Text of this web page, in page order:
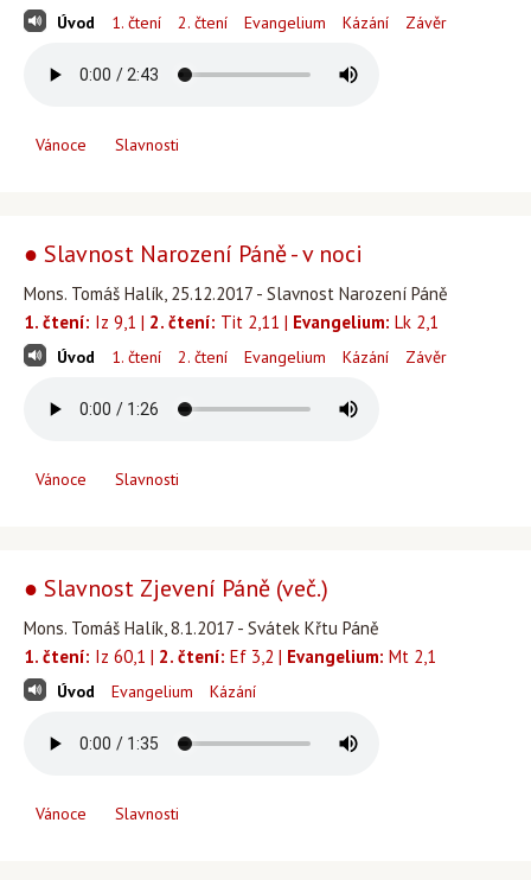
Úvod 1. čtení 2. čtení Evangelium Kázání Závěr
Vánoce Slavnosti
● Slavnost Narození Páně - v noci
Mons. Tomáš Halík, 25.12.2017 - Slavnost Narození Páně
1. čtení: Iz 9,1 | 2. čtení: Tit 2,11 | Evangelium: Lk 2,1
Úvod 1. čtení 2. čtení Evangelium Kázání Závěr
Vánoce Slavnosti
● Slavnost Zjevení Páně (več.)
Mons. Tomáš Halík, 8.1.2017 - Svátek Křtu Páně
1. čtení: Iz 60,1 | 2. čtení: Ef 3,2 | Evangelium: Mt 2,1
Úvod Evangelium Kázání
Vánoce Slavnosti